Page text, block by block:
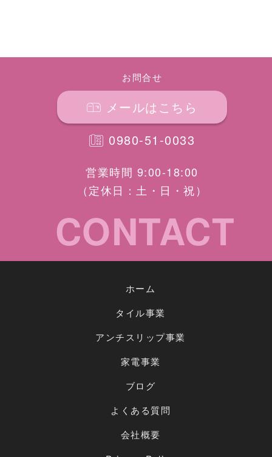
お問合せ
メールはこちら
0980-51-0033
営業時間 9:00-18:00
（定休日：土・日・祝）
CONTACT
ホーム
タイル事業
アンチスリップ事業
家電事業
ブログ
よくある質問
会社概要